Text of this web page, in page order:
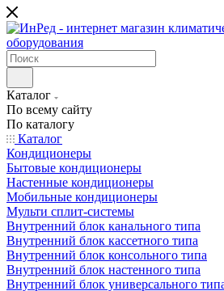
Каталог
По всему сайту
По каталогу
Каталог
Кондиционеры
Бытовые кондиционеры
Настенные кондиционеры
Мобильные кондиционеры
Мульти сплит-системы
Внутренний блок канального типа
Внутренний блок кассетного типа
Внутренний блок консольного типа
Внутренний блок настенного типа
Внутренний блок универсального